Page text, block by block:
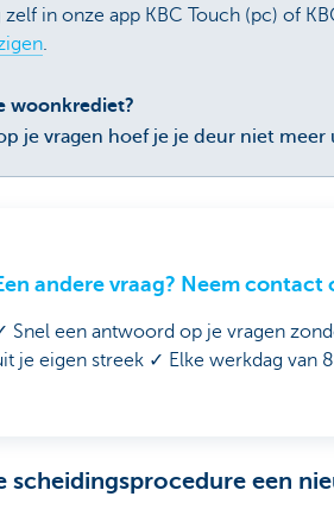
in onze app KBC Touch (pc) of
.
woonkrediet?
je vragen hoef je je deur niet
andere vraag? Neem contact
Snel een antwoord op je vragen
je eigen streek ✓ Elke werkdag van
scheidingsprocedure een